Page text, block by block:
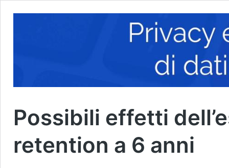
Possibili effetti
retention a 6 anni